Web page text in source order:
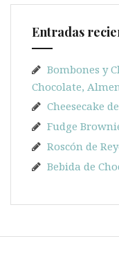
Entradas
Bombones y
Chocolate,
Cheesecake
Fudge
Roscón de
Bebida de